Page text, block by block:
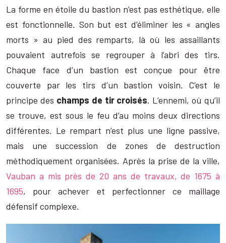
La forme en étoile du bastion n’est pas esthétique, elle
est fonctionnelle. Son but est d’éliminer les « angles
morts » au pied des remparts, là où les assaillants
pouvaient autrefois se regrouper à l’abri des tirs.
Chaque face d’un bastion est conçue pour être
couverte par les tirs d’un bastion voisin. C’est le
principe des champs de tir croisés. L’ennemi, où qu’il
se trouve, est sous le feu d’au moins deux directions
différentes. Le rempart n’est plus une ligne passive,
mais une succession de zones de destruction
méthodiquement organisées. Après la prise de la ville,
Vauban a mis près de 20 ans de travaux, de 1675 à
1695, pour achever et perfectionner ce maillage
défensif complexe.